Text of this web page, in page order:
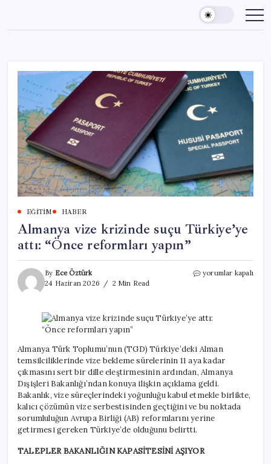
content
EĞITIM HABER
Almanya vize krizinde suçu Türkiye’ye
attı: “Önce reformları yapın”
By Ece Öztürk
24 Haziran 2026
2 Min Read
Almanya
Türkiye’ye
reformları
için
yorumlar kapalı
Almanya Türk Toplumu’nun (TGD) Türkiye’deki Alman
temsilciliklerinde vize bekleme sürelerinin 11 aya kadar
çıkmasını sert bir dille eleştirmesinin ardından, Almanya
Dışişleri Bakanlığı’ndan konuya ilişkin açıklama geldi.
Bakanlık, vize süreçlerindeki yoğunluğu kabul etmekle birlikte,
kalıcı çözümün vize serbestisinden geçtiğini ve bu noktada
sorumluluğun Avrupa Birliği (AB) reformlarını yerine
getirmesi gereken Türkiye’de olduğunu belirtti.
TALEPLER BAKANLIĞIN KAPASİTESİNİ AŞIYOR